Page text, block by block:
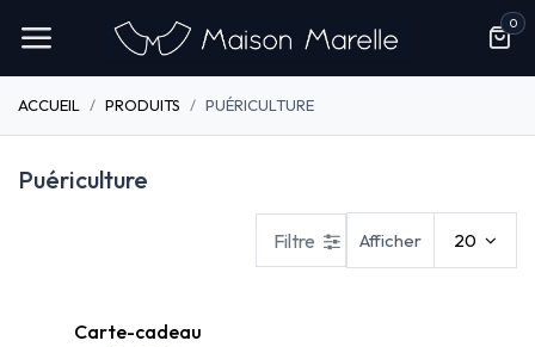
0
ACCUEIL PRODUITS PUÉRICULTURE
Puériculture
Filtre Afficher 20
Carte-cadeau